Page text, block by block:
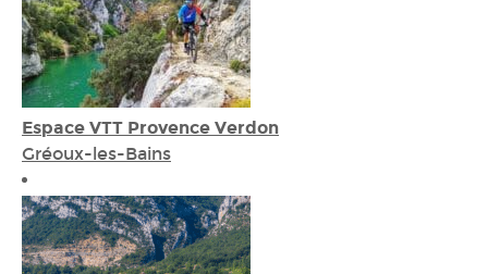
Espace VTT Provence Verdon
Gréoux-les-Bains